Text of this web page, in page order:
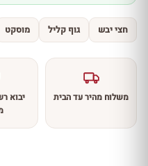
חצי יבש גוף קליל מוסקט
משלוח מהיר עד הבית
יבוא